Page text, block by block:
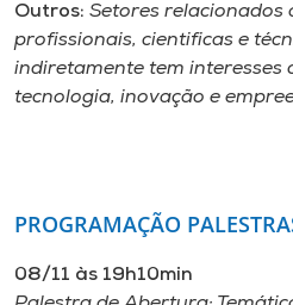
Outros: Setores relacionados
profissionais, cientificas e
indiretamente tem interesses
tecnologia, inovação e
PROGRAMAÇÃO
08/11 às 19h10min